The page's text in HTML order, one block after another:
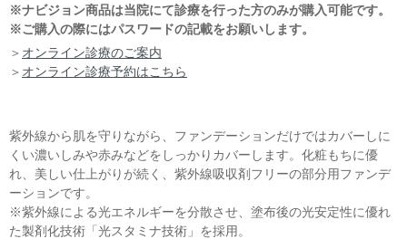
※ナビジョン商品は当院にて診療を行った方のみが購入可能です。
※ご購入の際にはパスワードの記載をお願いします。
＞ オンライン診療のご案内
＞ オンライン診療予約はこちら
紫外線から肌を守りながら、ファンデーションだけではカバーしに
くい濃いしみや赤みなどをしっかりカバーします。化粧もちに優
れ、美しい仕上がりが続く、紫外線吸収剤フリーの部分用ファンデ
ーションです。
※紫外線による光エネルギーを分散させ、塗布後の光安定性に優れ
た製剤化技術「光スタミナ技術」を採用。